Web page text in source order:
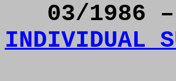
03/1986
INDIVIDUAL